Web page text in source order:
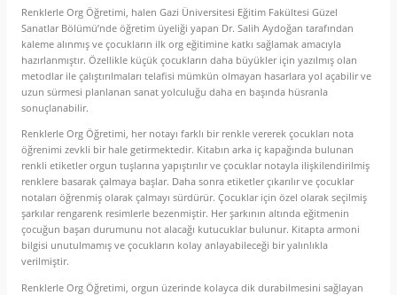
Renklerle Org Öğretimi, halen Gazi Üniversitesi Eğitim Fakültesi Güzel
Sanatlar Bölümü’nde öğretim üyeliği yapan Dr. Salih Aydoğan tarafından
kaleme alınmış ve çocukların ilk org eğitimine katkı sağlamak amacıyla
hazırlanmıştır. Özellikle küçük çocukların daha büyükler için yazılmış olan
metodlar ile çalıştırılmaları telafisi mümkün olmayan hasarlara yol açabilir ve
uzun sürmesi planlanan sanat yolculuğu daha en başında hüsranla
sonuçlanabilir.
Renklerle Org Öğretimi, her notayı farklı bir renkle vererek çocukları nota
öğrenimi zevkli bir hale getirmektedir. Kitabın arka iç kapağında bulunan
renkli etiketler orgun tuşlarına yapıştırılır ve çocuklar notayla ilişkilendirilmiş
renklere basarak çalmaya başlar. Daha sonra etiketler çıkarılır ve çocuklar
notaları öğrenmiş olarak çalmayı sürdürür. Çocuklar için özel olarak seçilmiş
şarkılar rengarenk resimlerle bezenmiştir. Her şarkının altında eğitmenin
çocuğun başarı durumunu not alacağı kutucuklar bulunur. Kitapta armoni
bilgisi unutulmamış ve çocukların kolay anlayabileceği bir yalınlıkla
verilmiştir.
Renklerle Org Öğretimi, orgun üzerinde kolayca dik durabilmesini sağlayan